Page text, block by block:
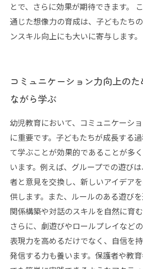
とで、さらに効果が期待できます。
通じた想像力の育成は、子どもたち
ンスキル向上にも大いに寄与します。
コミュニケーション力向上の
ながら学ぶ
幼児教育において、コミュニケーシ
に重要です。子どもたちが成長する
て学ぶことが効果的であることが多
います。例えば、グループでの遊び
者と意見を交換し、新しいアイデア
供します。また、ルールのある遊び
関係構築や対話のスキルを自然に育む
さらに、劇遊びやロールプレイなど
表現力を高めるだけでなく、自信を
発信する力も養います。保護者や教